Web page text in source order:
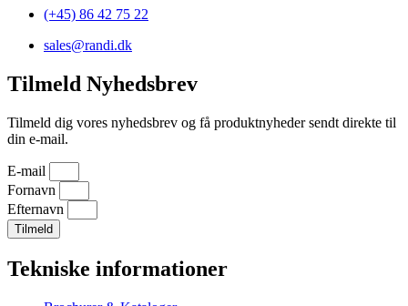
(+45) 86 42 75 22
sales@randi.dk
Tilmeld Nyhedsbrev
Tilmeld dig vores nyhedsbrev og få produktnyheder sendt direkte til
din e-mail.
E-mail
Fornavn
Efternavn
Tilmeld
Tekniske informationer